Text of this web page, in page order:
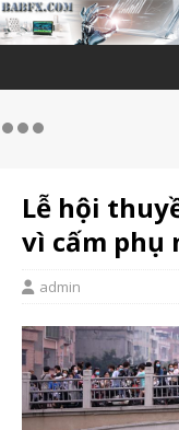
Lễ hội
vì cấm phụ
admin